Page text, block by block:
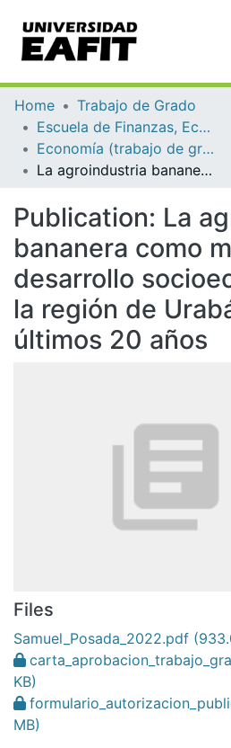
Communities & Collections
All of DSpace
Statistics
Home
Trabajo de Grado
Escuela de Finanzas, Economía y Gobierno
Economía (trabajo de grado)
La agroindustria bananera como motor del desarrollo socioeconómico de la región de Urabá en los últimos 20 años
Publication: La
bananera como
desarrollo
la región de
últimos 20 años
Files
Samuel_Posada_2022.pdf
KB)
MB)